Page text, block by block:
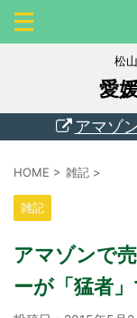
松
愛
アマゾ
HOME > 雑記 >
雑記
アマゾンで
ーが「猛者